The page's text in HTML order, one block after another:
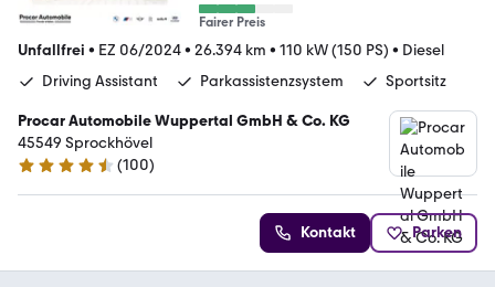
Fairer Preis
Unfallfrei • EZ 06/2024• 26.394 km • 110 kW (150 PS) • Diesel
Driving Assistant
Parkassistenzsystem Sportsitz
Procar Automobile Wuppertal GmbH & Co. KG
45549 Sprockhövel
4.7 Sterne
(100)
Kontakt Parken